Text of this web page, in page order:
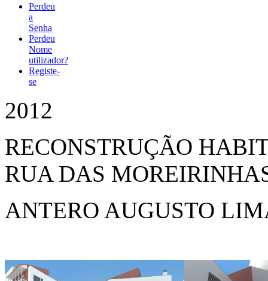
Perdeu
a
Senha
Perdeu
Nome
utilizador?
Registe-
se
2012
RECONSTRUÇÃO
RUA DAS
ANTERO AUGUSTO